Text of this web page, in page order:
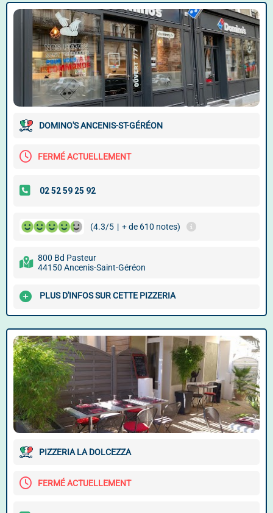
DOMINO'S ANCENIS-ST-GÉRÉON
FERMÉ ACTUELLEMENT
(4.3/5 | + de 610 notes)
800 Bd Pasteur
44150 Ancenis-Saint-Géréon
PLUS D'INFOS SUR CETTE PIZZERIA
PIZZERIA LA DOLCEZZA
FERMÉ ACTUELLEMENT